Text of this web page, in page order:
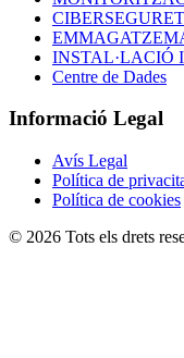
INSTAL·LACIÓ
Centre de Dades
Informació Legal
Avís Legal
Política de
Política de cookies
© 2026 Tots els drets